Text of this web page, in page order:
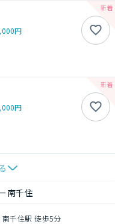
円
円
南千住
千住駅 徒歩5分